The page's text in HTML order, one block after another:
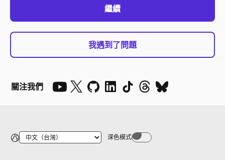
繼續
我遇到了問題
關注我們
深色模式
Dark mode off